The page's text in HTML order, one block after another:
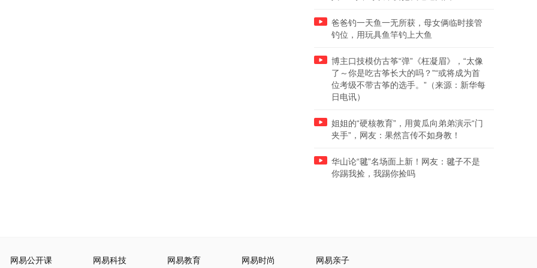
爸爸钓一天鱼一无所获，母女俩临时接管
钓位，用玩具鱼竿钓上大鱼
博主口技模仿古筝“弹”《枉凝眉》，“太像
了～你是吃古筝长大的吗？”“或将成为首
位考级不带古筝的选手。”（来源：新华每
日电讯）
姐姐的“硬核教育”，用黄瓜向弟弟演示“门
夹手”，网友：果然言传不如身教！
华山论“毽”名场面上新！网友：毽子不是
你踢我捡，我踢你捡吗
网易公开课 网易科技 网易教育 网易时尚 网易亲子